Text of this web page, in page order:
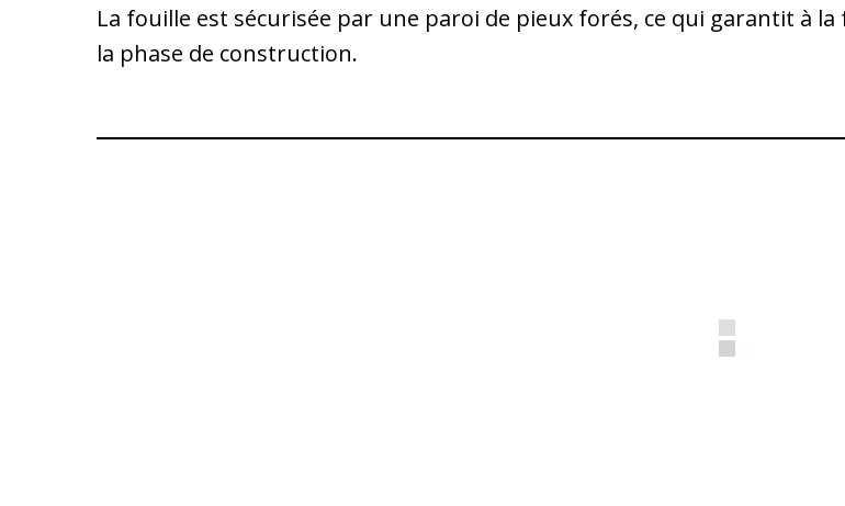
La fouille est sécurisée par une paroi de pieux forés, ce qui garantit à
la phase de construction.